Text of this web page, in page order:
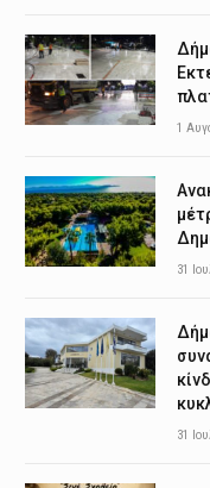
1
31
31